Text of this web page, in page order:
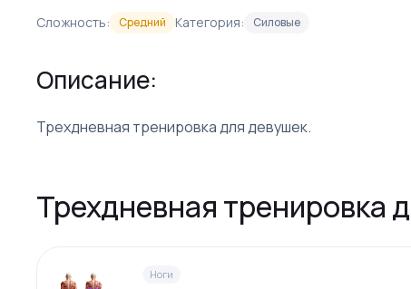
Сложность: Средний Категория: Силовые
Описание:
Трехдневная тренировка для девушек.
Трехдневная тренировка
Ноги